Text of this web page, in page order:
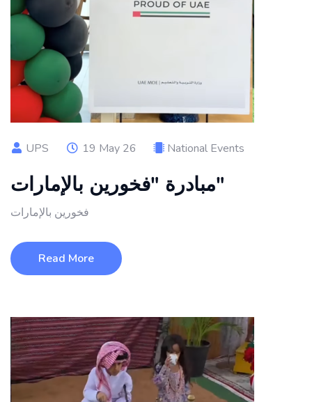
UPS 19 May 26 National Events
مبادرة "فخورين بالإمارات"
فخورين بالإمارات
Read More